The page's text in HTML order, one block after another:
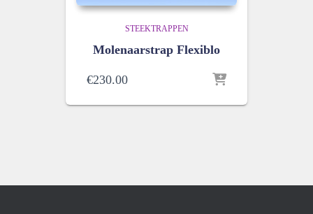
STEEKTRAPPEN
Molenaarstrap Flexiblo
€230.00